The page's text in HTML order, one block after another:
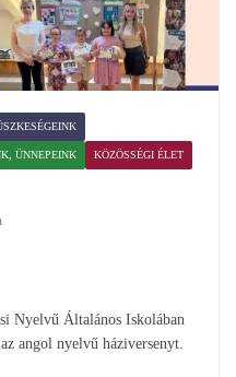
ÜNNEPEINK KÖZÖSSÉGI ÉLET
Nyelvű Általános Iskolában
angol nyelvű háziversenyt.